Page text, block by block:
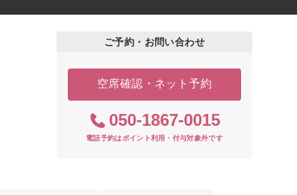
ご予約・お問い合わせ
空席確認・ネット予約
050-1867-0015
電話予約はポイント利用・付与対象外です